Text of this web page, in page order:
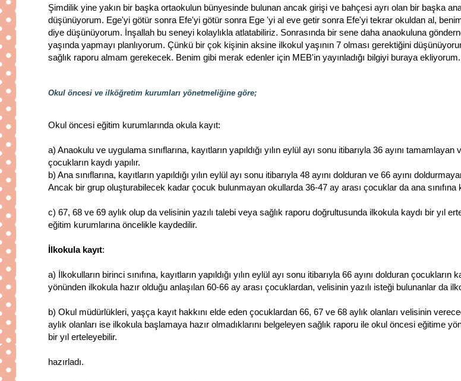
Şimdilik yine yakın bir başka ortaokulun bünyesinde bulunan ancak girişi ve bahçesi ayrı olan bir başka
düşünüyorum. Ege'yi götür sonra Efe'yi götür sonra Ege 'yi al eve getir sonra Efe'yi tekrar okuldan al,
diye düşünüyorum. İnşallah bu seneyi kolaylıkla atlatabiliriz. Sonrasında bir sene daha anaokuluna
yaşında yapmayı planlıyorum. Çünkü bir çok kişinin aksine ilkokul yaşının 7 olması gerektiğini
sağlık raporu almam gerekecek. Benim gibi merak edenler için MEB'in yayınladığı bilgiyi buraya ekliyorum.
Okul öncesi ve ilköğretim kurumları yönetmeliğine göre;
Okul öncesi eğitim kurumlarında okula kayıt:
a) Anaokulu ve uygulama sınıflarına, kayıtların yapıldığı yılın eylül ayı sonu itibarıyla 36 ayını tamamlayan
çocukların kaydı yapılır.
b) Ana sınıflarına, kayıtların yapıldığı yılın eylül ayı sonu itibarıyla 48 ayını dolduran ve 66 ayını
Ancak bir grup oluşturabilecek kadar çocuk bulunmayan okullarda 36-47 ay arası çocuklar da ana sınıfına
c) 67, 68 ve 69 aylık olup da velisinin yazılı talebi veya sağlık raporu doğrultusunda ilkokula kaydı bir yıl
eğitim kurumlarına öncelikle kaydedilir.
İlkokula kayıt:
a) İlkokulların birinci sınıfına, kayıtların yapıldığı yılın eylül ayı sonu itibarıyla 66 ayını dolduran çocukların
yönünden ilkokula hazır olduğu anlaşılan 60-66 ay arası çocuklardan, velisinin yazılı isteği bulunanlar da
b) Okul müdürlükleri, yaşça kayıt hakkını elde eden çocuklardan 66, 67 ve 68 aylık olanları velisinin
aylık olanları ise ilkokula başlamaya hazır olmadıklarını belgeleyen sağlık raporu ile okul öncesi eğitime
bir yıl erteleyebilir.
hazırladı.